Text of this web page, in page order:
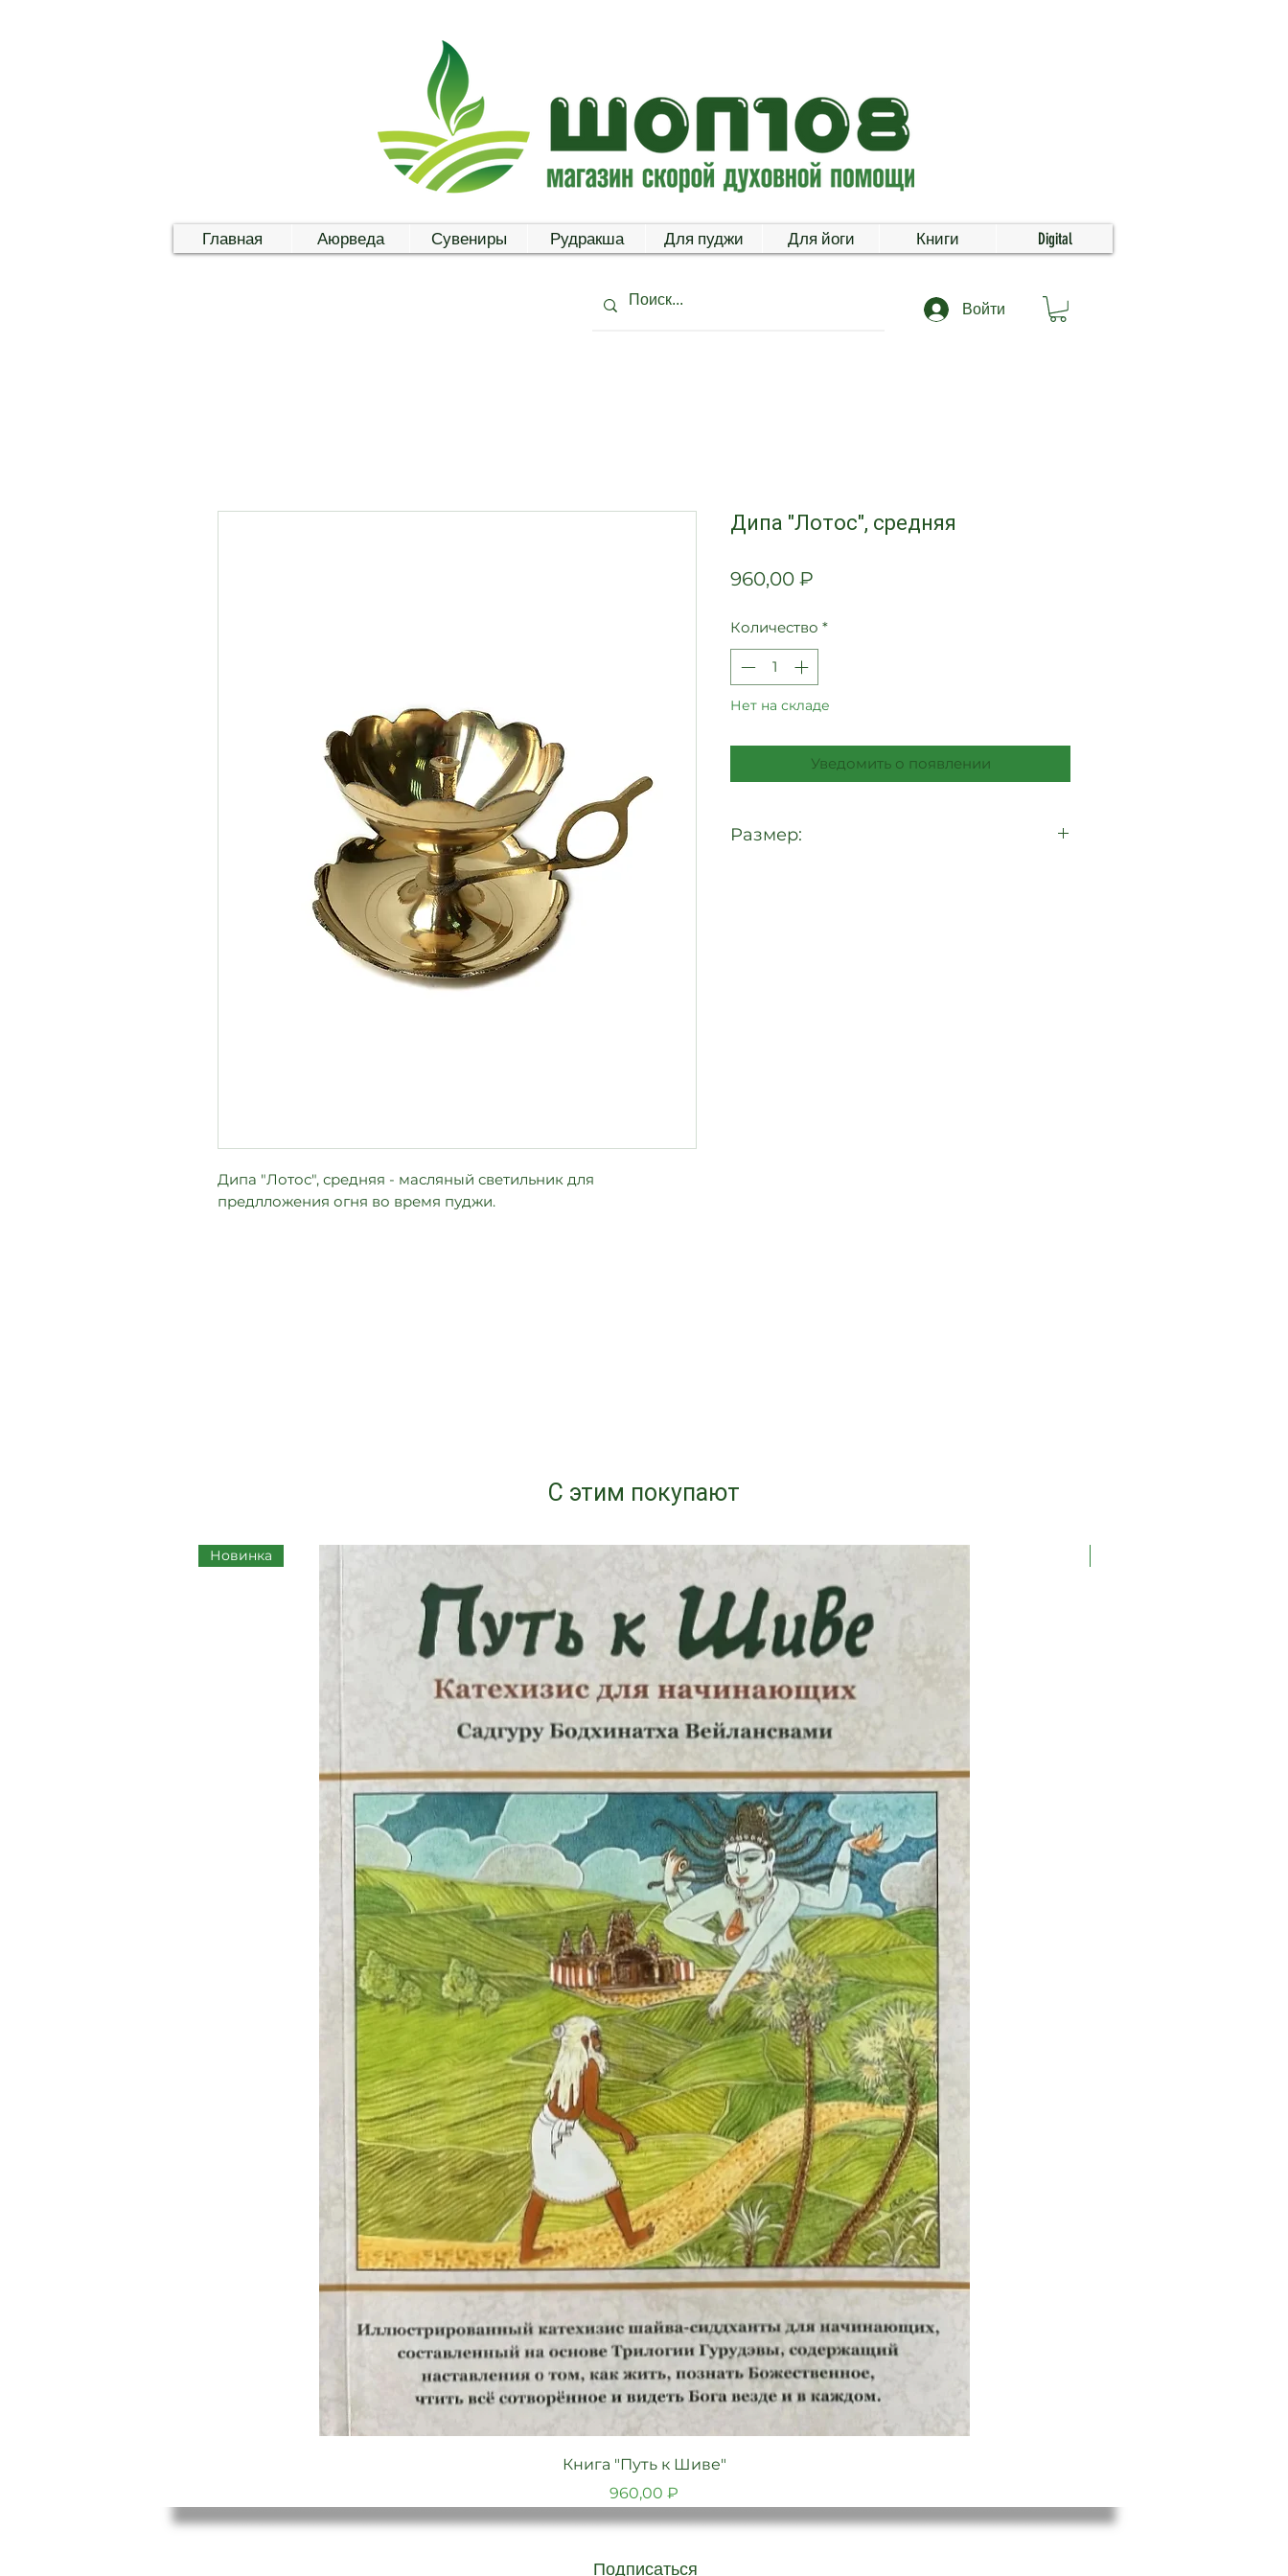
Главная Аюрведа Сувениры Рудракша Для пуджи Для йоги Книги Digital
Войти
Дипа "Лотос", средняя - масляный светильник для
предлложения огня во время пуджи.
Дипа "Лотос", средняя
960,00 ₽
Количество *
Нет на складе
Уведомить о появлении
Размер:
С этим покупают
Быстрый просмотр
Новинка
Книга "Путь к Шиве"
Цена
960,00 ₽
Подписаться